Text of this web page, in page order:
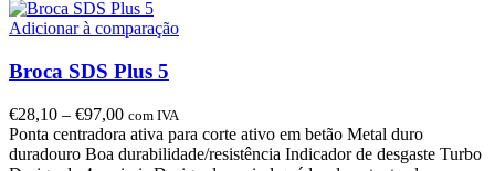
Adicionar à comparação
Broca SDS Plus 5
€28,10 – €97,00 com IVA
Ponta centradora ativa para corte ativo em betão Metal duro
duradouro Boa durabilidade/resistência Indicador de desgaste Turbo